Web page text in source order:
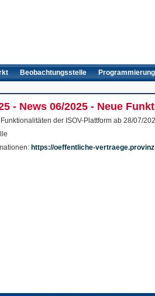
Beobachtungsstelle Programmierung
- News 06/2025 - Neue
der ISOV-Plattform ab 28/07/
https://oeffentliche-